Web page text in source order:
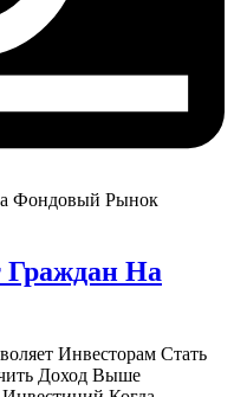
Граждан На
Инвесторам Стать
Доход Выше